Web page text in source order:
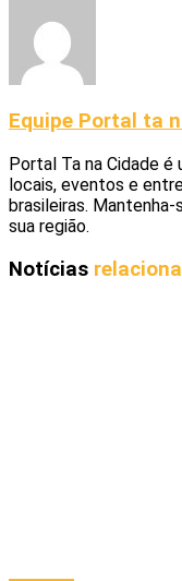
Equipe Portal ta
Portal Ta na Cidade
locais, eventos e
brasileiras.
sua região.
Notícias